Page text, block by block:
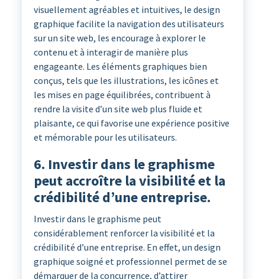
visuellement agréables et intuitives, le design
graphique facilite la navigation des utilisateurs
sur un site web, les encourage à explorer le
contenu et à interagir de manière plus
engageante. Les éléments graphiques bien
conçus, tels que les illustrations, les icônes et
les mises en page équilibrées, contribuent à
rendre la visite d’un site web plus fluide et
plaisante, ce qui favorise une expérience positive
et mémorable pour les utilisateurs.
6. Investir dans le graphisme
peut accroître la visibilité et la
crédibilité d’une entreprise.
Investir dans le graphisme peut
considérablement renforcer la visibilité et la
crédibilité d’une entreprise. En effet, un design
graphique soigné et professionnel permet de se
démarquer de la concurrence, d’attirer